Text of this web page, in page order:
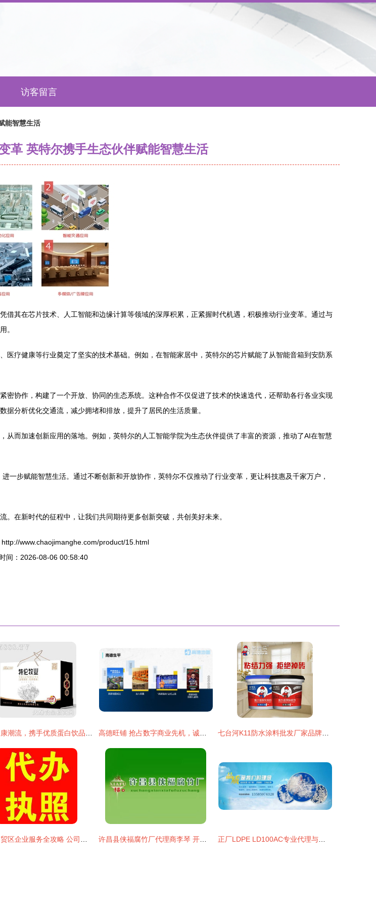
访客留言
能智慧生活
革 英特尔携手生态伙伴赋能智慧生活
其在芯片技术、人工智能和边缘计算等领域的深厚积累，正紧握时代机遇，积极推动行业变革。通过与
。
疗健康等行业奠定了坚实的技术基础。例如，在智能家居中，英特尔的芯片赋能了从智能音箱到安防系
协作，构建了一个开放、协同的生态系统。这种合作不仅促进了技术的快速迭代，还帮助各行各业实现
分析优化交通流，减少拥堵和排放，提升了居民的生活质量。
而加速创新应用的落地。例如，英特尔的人工智能学院为生态伙伴提供了丰富的资源，推动了AI在智慧
一步赋能智慧生活。通过不断创新和开放协作，英特尔不仅推动了行业变革，更让科技惠及千家万户，
在新时代的征程中，让我们共同期待更多创新突破，共创美好未来。
www.chaojimanghe.com/product/15.html
间：2026-08-06 00:58:40